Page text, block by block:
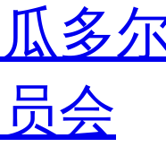
多
会